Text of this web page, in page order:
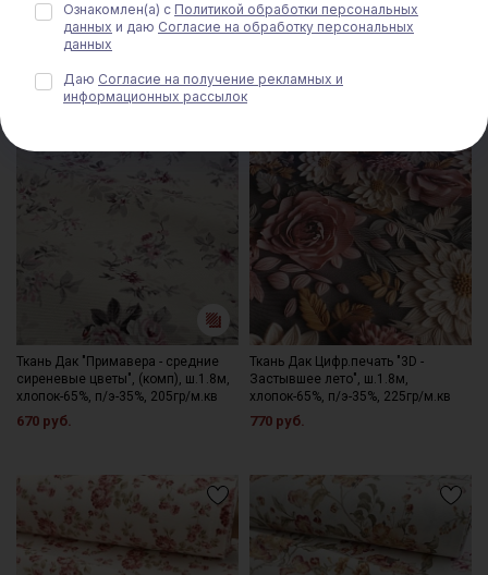
Ткань Дак "Примавера - средние
сиреневые цветы", (комп), ш.1.8м,
хлопок-65%, п/э-35%, 205гр/м.кв
670 руб.
Ткань Дак Цифр.печать "3D -
Застывшее лето", ш.1.8м,
хлопок-65%, п/э-35%, 225гр/м.кв
770 руб.
Ознакомлен(а) с Политикой обработки персональных
данных и даю Согласие на обработку персональных
данных
Даю Согласие на получение рекламных и
информационных рассылок